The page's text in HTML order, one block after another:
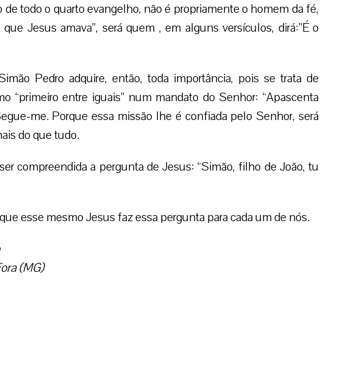
de todo o quarto evangelho, não é propriamente o homem da fé,
Jesus amava”, será quem , em alguns versículos, dirá:”É o
Pedro adquire, então, toda importância, pois se trata de
“primeiro entre iguais” num mandato do Senhor: “Apascenta
me. Porque essa missão lhe é confiada pelo Senhor, será
do que tudo.
compreendida a pergunta de Jesus: “Simão, filho de João, tu
esse mesmo Jesus faz essa pergunta para cada um de nós.
(MG)